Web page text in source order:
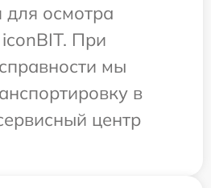
осмотра
При
мы
в
центр